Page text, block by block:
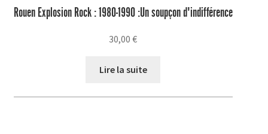
Rouen Explosion Rock : 1980-1990 :Un soupçon d'indifférence
30,00€
Lire la suite